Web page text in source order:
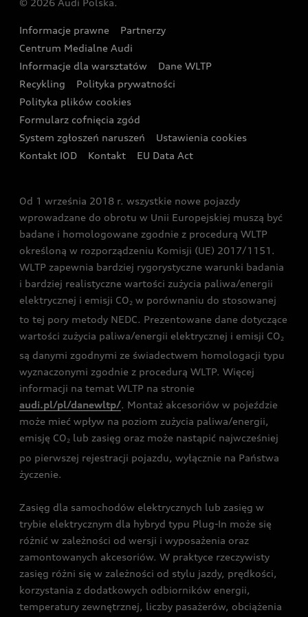
Wyszukaj najbliższego Partnera Audi
Oferta dla przedsiębiorców
Oferta dla klientów prywatnych
Kalkulator rat
Ubezpieczenie
Audi exclusive
Zasięg
Gwarancja
Akcje serwisowe Audi
Katalog online akcesoriów
Audi i Muzeum Sztuki Nowoczesnej w Warszawie
Audi driving experience
Audi quattro Cup
Audi i Puchar Świata w Skokach Narciarskich w
Zakopanem
© 2026 Audi Polska.
Informacje prawne
Partnerzy
Centrum Medialne Audi
Informacje dla warsztatów
Dane WLTP
Recykling
Polityka prywatności
Polityka plików cookies
Formularz cofnięcia zgód
System zgłoszeń naruszeń
Ustawienia cookies
Kontakt IOD
Kontakt EU Data Act
Od 1 września 2018 r. wszystkie nowe pojazdy
wprowadzane do obrotu w Unii Europejskiej muszą być
badane i homologowane zgodnie z procedurą WLTP
określoną w rozporządzeniu Komisji (UE) 2017/1151.
WLTP zapewnia bardziej rygorystyczne warunki badania
i bardziej realistyczne wartości zużycia paliwa/energii
elektrycznej i emisji CO2 w porównaniu do stosowanej
to tej pory metody NEDC. Prezentowane dane dotyczące
wartości zużycia paliwa/energii elektrycznej i emisji CO2
są danymi zgodnymi ze świadectwem homologacji typu
wyznaczonymi zgodnie z procedurą WLTP. Więcej
informacji na temat WLTP na stronie
audi.pl/pl/danewltp/. Montaż akcesoriów w pojeździe
może mieć wpływ na poziom zużycia paliwa/energii,
emisję CO2 lub zasięg oraz może nastąpić najwcześniej
po pierwszej rejestracji pojazdu, wyłącznie na Państwa
życzenie.
Zasięg dla samochodów elektrycznych lub zasięg w
trybie elektrycznym dla hybryd typu Plug-In może się
różnić w zależności od wersji i wyposażenia oraz
zamontowanych akcesoriów. W praktyce rzeczywisty
zasięg różni się w zależności od stylu jazdy, prędkości,
korzystania z dodatkowych odbiorników energii,
temperatury zewnętrznej, liczby pasażerów, obciążenia